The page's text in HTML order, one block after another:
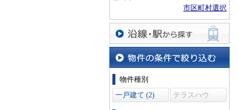
市区町村選択
沿線・駅から探す
物件の条件で絞り込む
物件種別
一戸建て (2)
テラスハウ